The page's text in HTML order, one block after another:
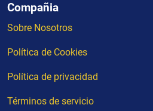
Compañia
Sobre Nosotros
Política de Cookies
Política de privacidad
Términos de servicio